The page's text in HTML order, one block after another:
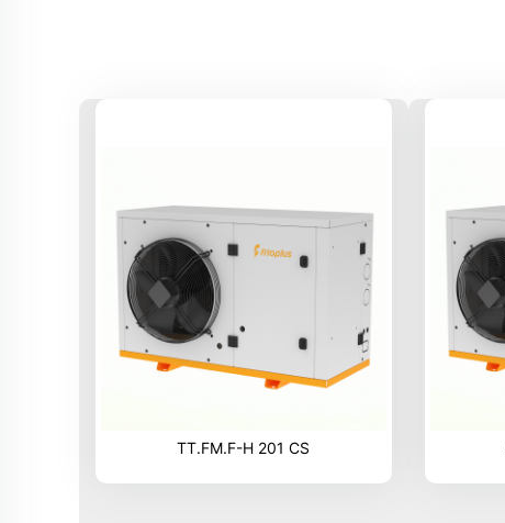
TT.FM.F-H 201 CS